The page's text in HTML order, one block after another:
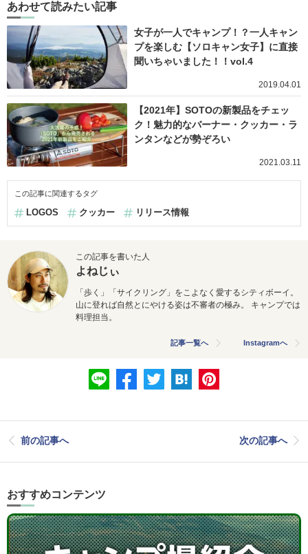
あわせて読みたい記事
女子が一人でキャンプ！？一人キャン
プを楽しむ【ソロキャン女子】に直接
聞いちゃいました！！vol.4
2019.04.01
【2021年】SOTOの新製品をチェッ
ク！魅力的なバーナー・クッカー・ラ
ンタンなどが勢ぞろい
2021.03.11
この記事に関連するタグ
LOGOS クッカー リリース情報
この記事を書いた人
よねじぃ
「歩く」「サイクリング」をこよなく愛するシティボーイ。
山に登れば自然とにやける姿は不審者の極み。 キャンプでは
料理担当。
記事一覧へ Instagramへ
前の記事へ 次の記事へ
おすすめコンテンツ